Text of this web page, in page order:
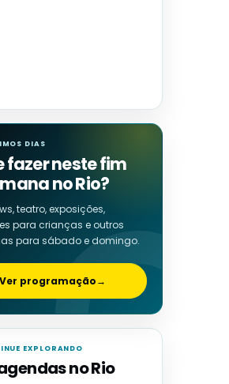
DIAS
fazer neste fim
no Rio?
teatro, exposições,
para crianças e outros
para sábado e domingo.
Ver programação→
EXPLORANDO
no Rio